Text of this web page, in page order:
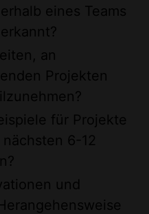
eines Teams
an
Projekten
für Projekte
6-12
und